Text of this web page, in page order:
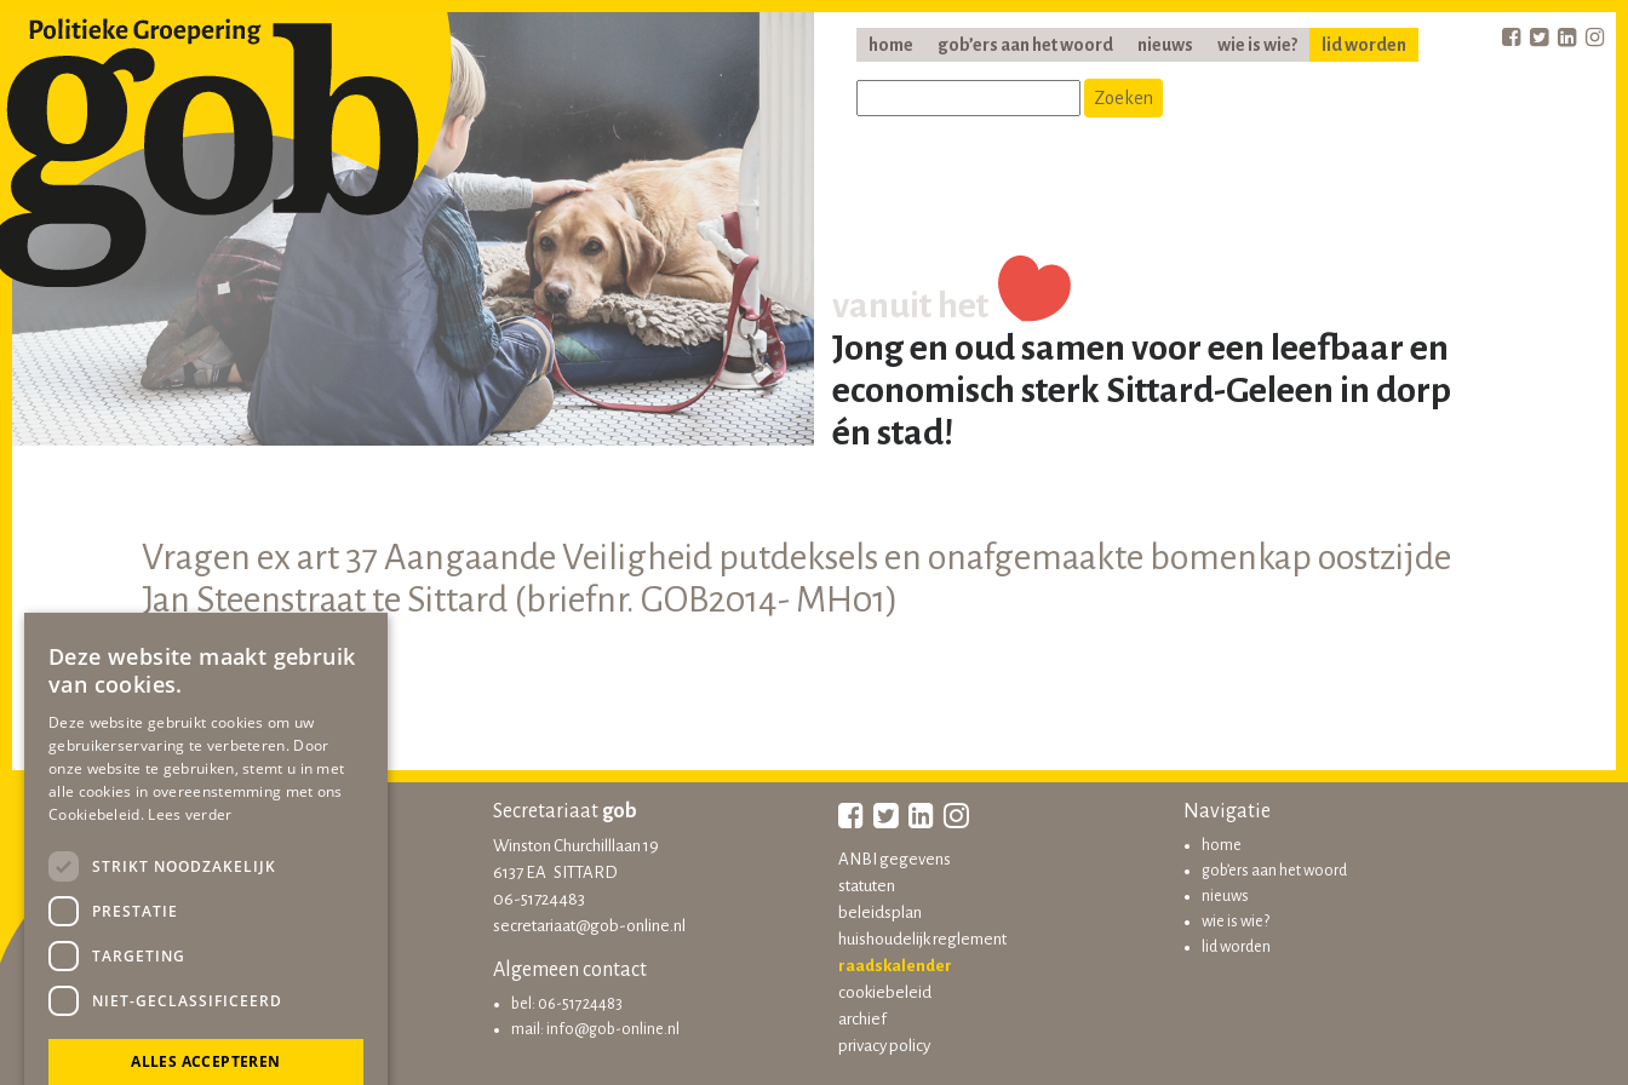
home gob’ers aan het woord nieuws wie is wie? lid worden
vanuit het
Jong en oud samen voor een leefbaar en
economisch sterk Sittard-Geleen in dorp
én stad!
Vragen ex art 37 Aangaande Veiligheid putdeksels en onafgemaakte bomenkap oostzijde
Jan Steenstraat te Sittard (briefnr. GOB2014- MH01)
Lees het bericht
Secretariaat gob
Winston Churchilllaan 19
6137 EA SITTARD
06-51724483
secretariaat@gob-online.nl
Algemeen contact
bel: 06-51724483
mail: info@gob-online.nl
ANBI gegevens
statuten
beleidsplan
huishoudelijk reglement
raadskalender
cookiebeleid
archief
privacy policy
Navigatie
home
gob’ers aan het woord
nieuws
wie is wie?
lid worden
Deze website maakt gebruik
van cookies.
Deze website gebruikt cookies om uw
gebruikerservaring te verbeteren. Door
onze website te gebruiken, stemt u in met
alle cookies in overeenstemming met ons
Cookiebeleid. Lees verder
STRIKT NOODZAKELIJK
PRESTATIE
TARGETING
NIET-GECLASSIFICEERD
ALLES ACCEPTEREN